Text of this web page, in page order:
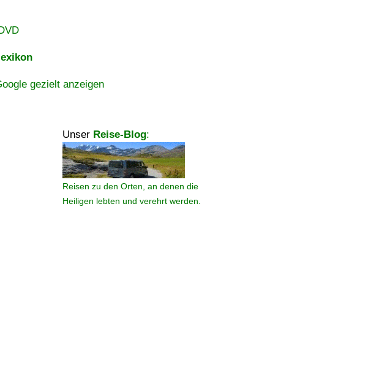
gezielt anzeigen
Unser Reise-Blog:
Reisen zu den Orten, an denen die
Heiligen lebten und verehrt werden.